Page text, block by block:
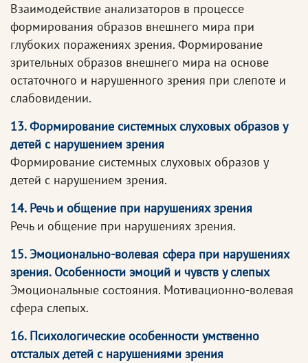
Взаимодействие анализаторов в процессе
формирования образов внешнего мира при
глубоких поражениях зрения. Формирование
зрительных образов внешнего мира на основе
остаточного и нарушенного зрения при слепоте и
слабовидении.
13. Формирование системных слуховых образов у
детей с нарушением зрения
Формирование системных слуховых образов у
детей с нарушением зрения.
14. Речь и общение при нарушениях зрения
Речь и общение при нарушениях зрения.
15. Эмоционально-волевая сфера при нарушениях
зрения. Особенности эмоций и чувств у слепых
Эмоциональные состояния. Мотивационно-волевая
сфера слепых.
16. Психологические особенности умственно
отсталых детей с нарушениями зрения